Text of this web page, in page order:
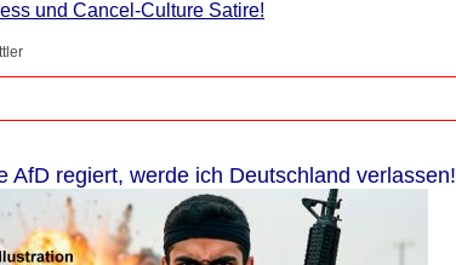
und Cancel-Culture Satire!
AfD regiert, werde ich Deutschland verlassen!